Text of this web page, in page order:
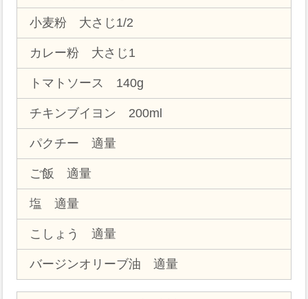
小麦粉 大さじ1/2
カレー粉 大さじ1
トマトソース 140g
チキンブイヨン 200ml
パクチー 適量
ご飯 適量
塩 適量
こしょう 適量
バージンオリーブ油 適量